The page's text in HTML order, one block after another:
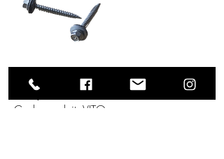
Vis à tôle couleurs variées 2'', #12
boîte/50
Code produit: VITO